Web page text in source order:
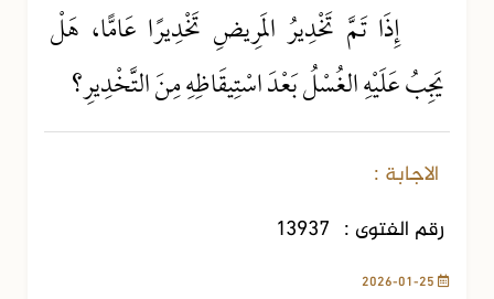
إِذَا تَمَّ تَخْدِيرُ المَرِيضِ تَخْدِيرًا عَامًّا، هَلْ
يَجِبُ عَلَيْهِ الغُسْلُ بَعْدَ اسْتِيقَاظِهِ مِنَ التَّخْدِيرِ؟
الاجابة :
رقم الفتوى : 13937